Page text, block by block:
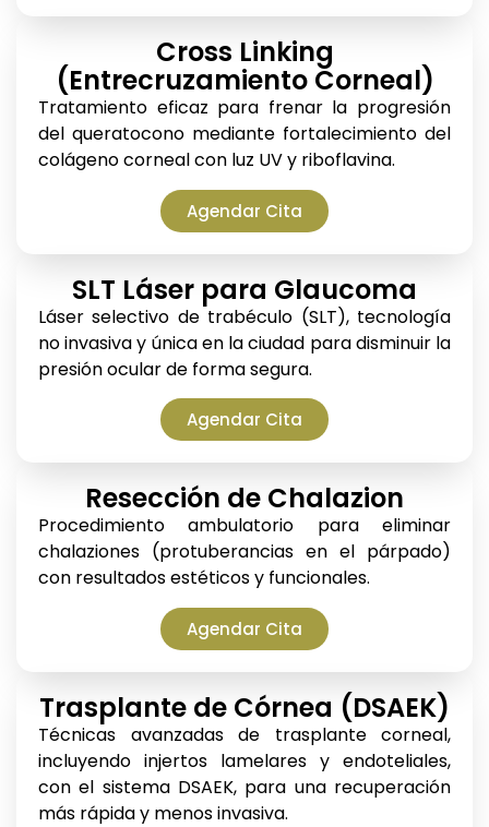
Cross Linking
(Entrecruzamiento Corneal)
Tratamiento eficaz para frenar la progresión
del queratocono mediante fortalecimiento del
colágeno corneal con luz UV y riboflavina.
Agendar Cita
SLT Láser para Glaucoma
Láser selectivo de trabéculo (SLT), tecnología
no invasiva y única en la ciudad para disminuir la
presión ocular de forma segura.
Agendar Cita
Resección de Chalazion
Procedimiento ambulatorio para eliminar
chalaziones (protuberancias en el párpado)
con resultados estéticos y funcionales.
Agendar Cita
Trasplante de Córnea (DSAEK)
Técnicas avanzadas de trasplante corneal,
incluyendo injertos lamelares y endoteliales,
con el sistema DSAEK, para una recuperación
más rápida y menos invasiva.